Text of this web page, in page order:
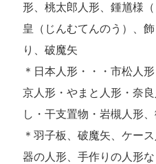
形、桃太郎人形、鍾馗様
皇（じんむてんのう）、
り、破魔矢
＊日本人形・・・市松人
京人形・やまと人形・奈
し・干支置物・岩槻人形
＊羽子板、破魔矢、ケー
器の人形、手作りの人形